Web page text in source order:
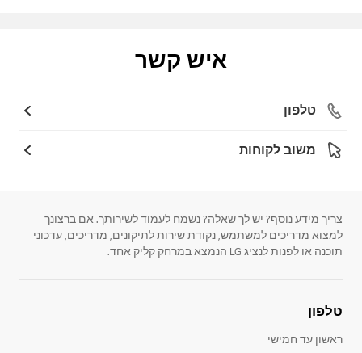
איש קשר
טלפון
משוב לקוחות
צריך מידע נוסף? יש לך שאלה? נשמח לעמוד לשירותך. אם ברצונך
למצוא מדריכים למשתמש, נקודת שירות לתיקונים, מדריכים, עדכוני
תוכנה או לפנות לנציג LG הנמצא במרחק קליק אחד.
טלפון
ראשון עד חמישי